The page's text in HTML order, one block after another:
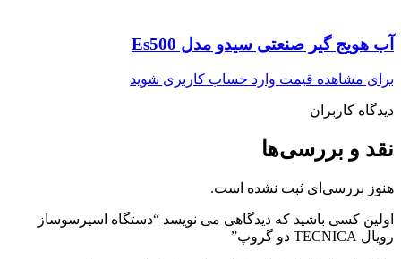
آب هویج گیر صنعتی سیدو مدل Es500
برای مشاهده قیمت وارد حساب کاربری شوید
دیدگاه کاربران
نقد و بررسی‌ها
هنوز بررسی‌ای ثبت نشده است.
اولین کسی باشید که دیدگاهی می نویسد “دستگاه اسپرسوساز
رویال TECNICA دو گروپ”